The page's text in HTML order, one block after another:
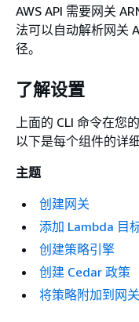
AWS API 需要网关
法可以自动解析网关
径。
了解设置
上面的 CLI 命令在您
以下是每个组件的详细
主题
创建网关
添加 Lambda 目
创建策略引擎
创建 Cedar 政策
将策略附加到网关